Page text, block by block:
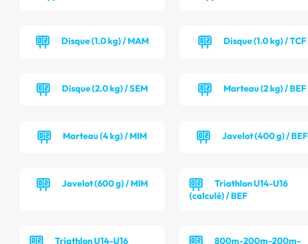
Disque (1.0 kg) / MAM Disque (1.0 kg) / TCF
Disque (2.0 kg) / SEM Marteau (2 kg) / BEF
Marteau (4 kg) / MIM Javelot (400 g) / BEF
Javelot (600 g) / MIM
Triathlon U14-U16
(calculé) / BEF
Triathlon U14-U16
800m-200m-200m-